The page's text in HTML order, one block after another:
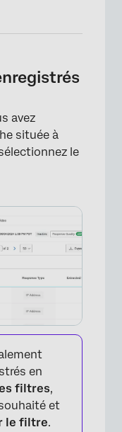
×
avez
située à
le
en
filtres,
et
le filtre.